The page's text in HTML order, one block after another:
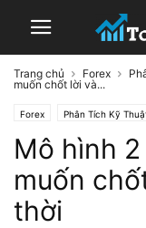
Trang chủ Forex
muốn chốt lời và...
Forex Phân Tích Kỹ
Mô hình
muốn
thời